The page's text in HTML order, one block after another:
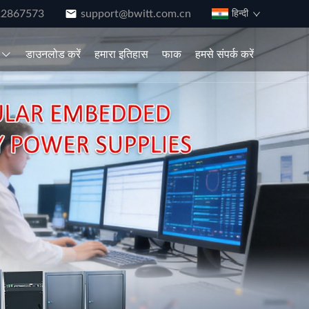
support@bwitt.com.cn हिन्दी
डाउनलोड करें हमारा इतिहास फाक हमसे संपर्क करें